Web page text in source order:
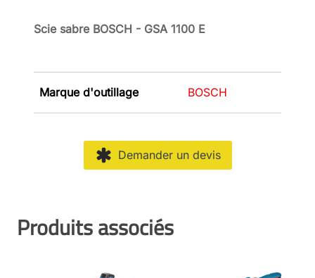
Scie sabre BOSCH - GSA 1100 E
Marque d'outillage BOSCH
Demander un devis
Produits associés